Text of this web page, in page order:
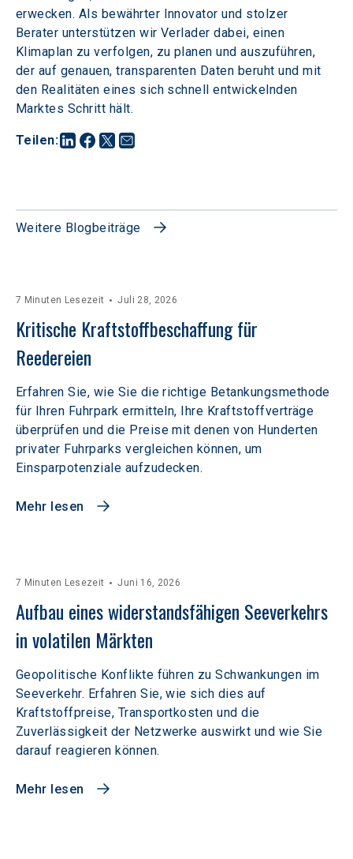
Teilen:
erwecken. Als bewährter Innovator und stolzer
Berater unterstützen wir Verlader dabei, einen
Klimaplan zu verfolgen, zu planen und auszuführen,
der auf genauen, transparenten Daten beruht und mit
den Realitäten eines sich schnell entwickelnden
Marktes Schritt hält.
Weitere Blogbeiträge
7 Minuten Lesezeit Juli 28, 2026
Kritische Kraftstoffbeschaffung für
Reedereien
Erfahren Sie, wie Sie die richtige Betankungsmethode
für Ihren Fuhrpark ermitteln, Ihre Kraftstoffverträge
überprüfen und die Preise mit denen von Hunderten
privater Fuhrparks vergleichen können, um
Einsparpotenziale aufzudecken.
Mehr lesen
7 Minuten Lesezeit Juni 16, 2026
Aufbau eines widerstandsfähigen Seeverkehrs
in volatilen Märkten
Geopolitische Konflikte führen zu Schwankungen im
Seeverkehr. Erfahren Sie, wie sich dies auf
Kraftstoffpreise, Transportkosten und die
Zuverlässigkeit der Netzwerke auswirkt und wie Sie
darauf reagieren können.
Mehr lesen